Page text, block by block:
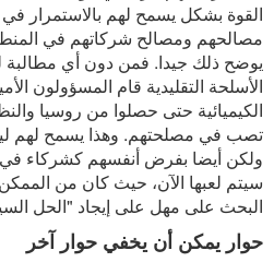
القوة بشكل يسمح لهم بالاستمرار
مصالحهم ومصالح شركاتهم في
يوضح ذلك جيدا. فمن دون أي
الأسلحة التقليدية قام المسؤولون
الكيميائية حتى حصلوا من روسيا
تصب في مصلحتهم. وهذا يسمح لهم
ولكن أيضا بفرض أنفسهم كشركاء في
سيتم لعبها الآن، حيث كان من
البحث على مهل على إيجاد "الحل
حوار يمكن أن يخفي حوار آخر